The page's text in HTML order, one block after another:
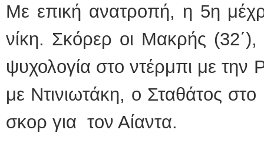
Με επική ανατροπή, η 5η
νίκη. Σκόρερ οι Μακρής (32΄),
ψυχολογία στο ντέρμπι με την
με Ντινιωτάκη, ο Σταθάτος
σκορ για τον Αίαντα.